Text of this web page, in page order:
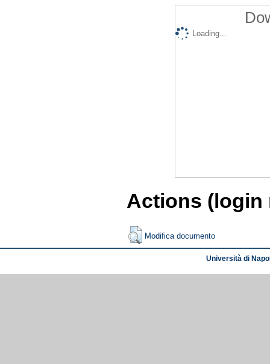
Loading...
Actions (login
Modifica documento
Università di